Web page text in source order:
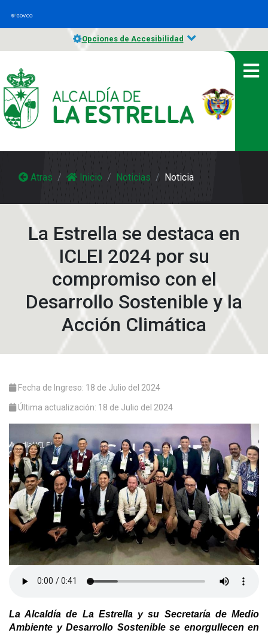
Opciones de Accesibilidad
Atras Inicio Noticias Noticia
La Estrella se destaca en
ICLEI 2024 por su
compromiso con el
Desarrollo Sostenible y la
Acción Climática
Fecha de Ingreso: 18 de Julio del 2024
Última actualización: 18 de Julio del 2024
La Alcaldía de La Estrella y su Secretaría de Medio
Ambiente y Desarrollo Sostenible se enorgullecen en